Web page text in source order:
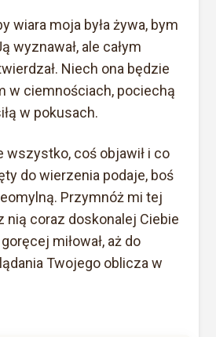
wiara moja była żywa, bym
wyznawał, ale całym
Niech ona będzie
w ciemnościach, pociechą
w pokusach.
wszystko, coś objawił i co
do wierzenia podaje, boś
Przymnóż mi tej
nią coraz doskonalej Ciebie
miłował, aż do
Twojego oblicza w